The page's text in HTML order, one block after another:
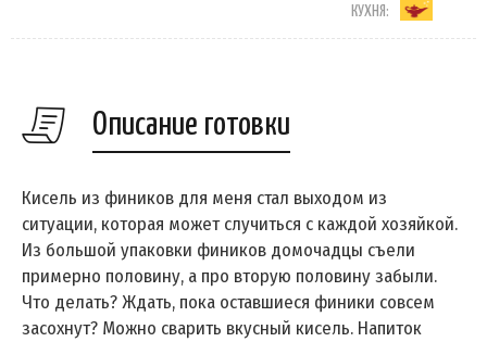
КУХНЯ:
Описание готовки
Кисель из фиников для меня стал выходом из
ситуации, которая может случиться с каждой хозяйкой.
Из большой упаковки фиников домочадцы съели
примерно половину, а про вторую половину забыли.
Что делать? Ждать, пока оставшиеся финики совсем
засохнут? Можно сварить вкусный кисель. Напиток